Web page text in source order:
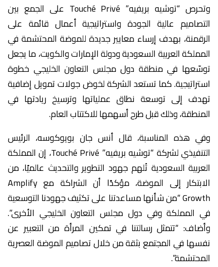
وتحرص “توشيه بريفيه” Touché Privé على الجمع بين
التصاميم عالية الجودة واستراتيجية أعمال قائمة على
الرقمنة، بهدف إرساء معايير جديدة للموضة المحتشمة في
المملكة العربية السعودية ودولة الإمارات والكويت، ما يجعل
توسّعها في منطقة دول مجلس التعاون الخليجي خطوة
استراتيجية. كما تستعد الشركة لخوض جولات تمويل إضافية
تهدف إلى توسعة نطاق عملياتها وترسيخ ريادتها في
المنطقة، وذلك قبل طرح أسهمها للاكتتاب العام.
وفي هذه المناسبة، قال أنس جان بويوكوسه، الرئيس
التنفيذي لشركة “توشيه بريفيه” Touché Privé، إن المملكة
العربية السعودية تُلهم جهود التطوير والتحديث عالميًا، من
الابتكار إلى الموضة، مؤكدًا أن الشراكة مع Amplify
Growth “من شأنها مساعدتنا على تكثيف جهودنا التوسعية
في المملكة وفي دول مجلس التعاون الخليجي الأخرى”.
وأضاف: “تتمثل رسالتنا في تمكين المرأة من التعبير عن
نفسها في المجتمع بثقة من خلال تصاميم الموضة العصرية
المحتشمة”.